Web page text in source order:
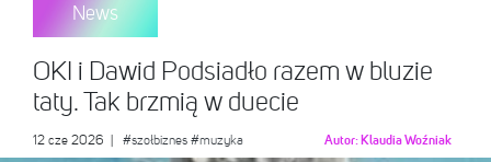
News
OKI i Dawid Podsiadło razem w bluzie
taty. Tak brzmią w duecie
12 cze 2026 #szołbiznes #muzyka Autor: Klaudia Woźniak